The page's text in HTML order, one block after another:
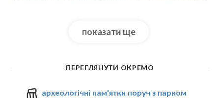
показати ще
ПЕРЕГЛЯНУТИ ОКРЕМО
археологічні пам'ятки поруч з парком